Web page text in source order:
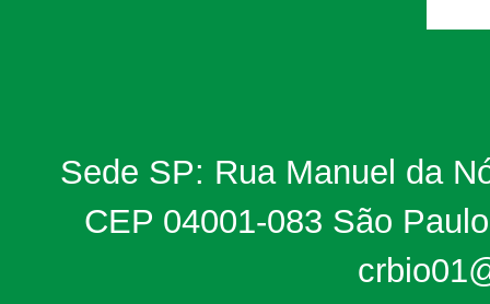
Sede SP: Rua Manuel da
CEP 04001-083 São